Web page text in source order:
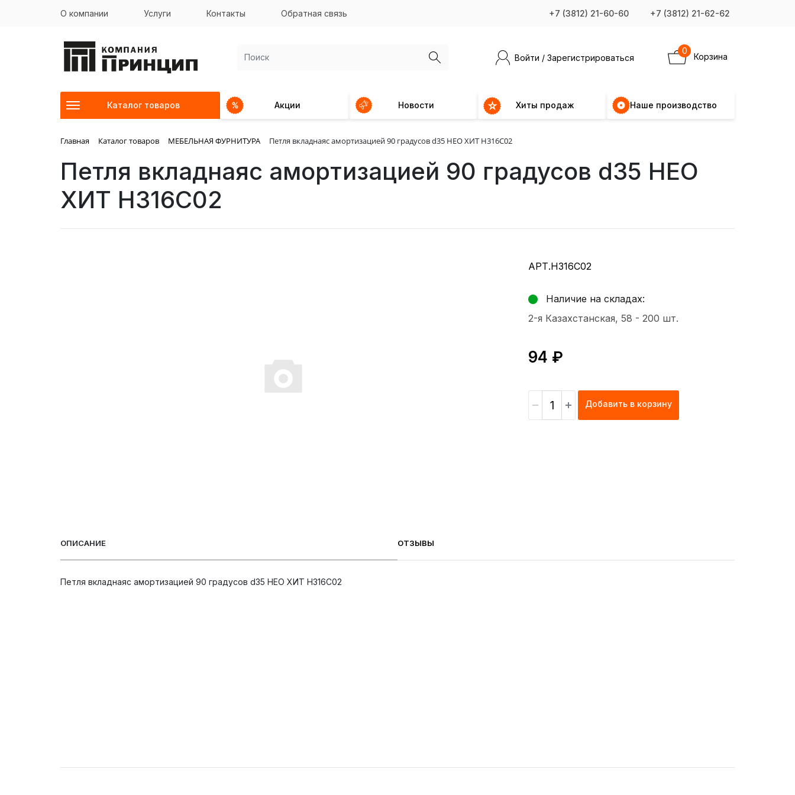
О компании Услуги Контакты Обратная связь +7 (3812) 21-60-60 +7 (3812) 21-62-62
Войти / Зарегистрироваться Корзина
0
Каталог товаров Акции Новости Хиты продаж Наше производство
Главная Каталог товаров МЕБЕЛЬНАЯ ФУРНИТУРА Петля вкладнаяc амортизацией 90 градусов d35 НЕО ХИТ H316C02
Петля вкладнаяc амортизацией 90 градусов d35 НЕО
ХИТ H316C02
АРТ.H316C02
Наличие на складах:
2-я Казахстанская, 58 - 200 шт.
94 ₽
Добавить в корзину
ОПИСАНИЕ ОТЗЫВЫ
Петля вкладнаяc амортизацией 90 градусов d35 НЕО ХИТ H316C02